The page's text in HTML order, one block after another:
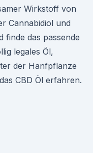
Wirkstoff von
Cannabidiol und
finde das passende
legales Öl,
der Hanfpflanze
CBD Öl erfahren.